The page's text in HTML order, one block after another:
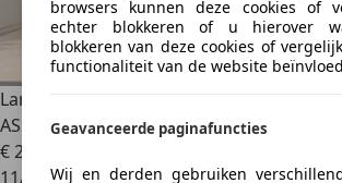
Land Rover Discovery Sport
ASSIST|MEMORY
€ 28.985
11/2020
browsers kunnen deze cookies of
echter blokkeren of u hierover
blokkeren van deze cookies of
functionaliteit van de website
Geavanceerde paginafuncties
Wij en derden gebruiken